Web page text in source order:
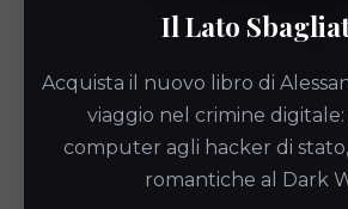
Il Lato
Acquista il nuovo libro di
viaggio nel crimine
computer agli hacker di
romantiche al Dark
moduli di riconoscimento firmati:
dipendenti/fornitori hanno letto,
le politiche di sicurezza;
registri delle verifiche:
registrazioni
background completate e dei moduli
firmati dai candidati;
procedure diVettingdocumentate: